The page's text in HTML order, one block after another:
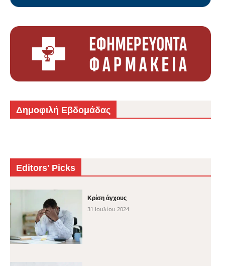
Δημοφιλή Εβδομάδας
Editors' Picks
Κρίση άγχους
31 Ιουλίου 2024